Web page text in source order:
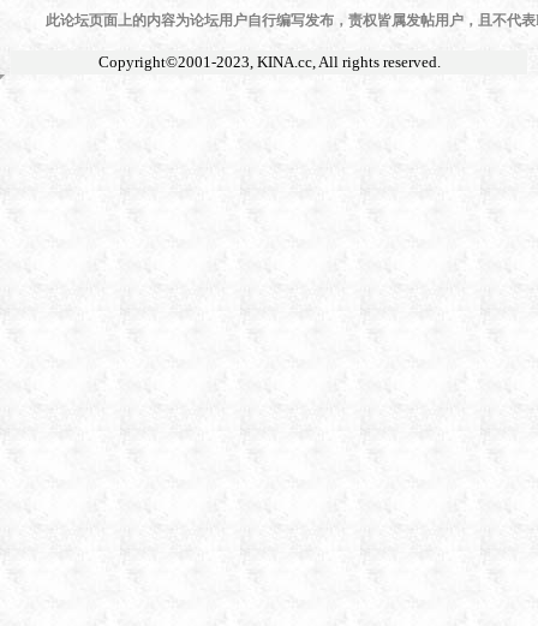
此论坛页面上的内容为论坛用户自行编写发布，责权皆属发帖用户，且不代
Copyright©2001-2023, KINA.cc, All rights reserved.